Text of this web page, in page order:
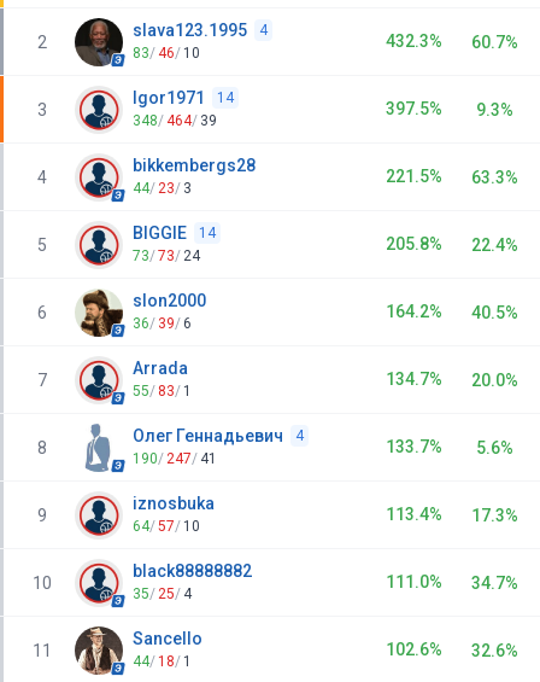
2
slava123.1995 4
432.3%
83/ 46/ 10
60.7%
3
Igor1971 14
397.5%
348/ 464/ 39
9.3%
4
bikkembergs28
221.5%
44/ 23/ 3
63.3%
5
BIGGIE 14
205.8%
73/73/ 24
22.4%
6
slon2000
164.2%
36/ 39/ 6
40.5%
7
Arrada
134.7%
55/ 83/ 1
20.0%
8
Олег Геннадьевич 4
133.7%
190/ 247/ 41
5.6%
9
iznosbuka
113.4%
64/57/ 10
17.3%
10
black88888882
111.0%
35/ 25/ 4
34.7%
11
Sancello
102.6%
44/ 18/ 1
32.6%